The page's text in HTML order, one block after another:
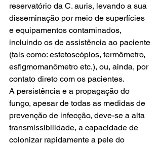
reservatório da C. auris, levando a sua
disseminação por meio de superfícies
e equipamentos contaminados,
incluindo os de assistência ao paciente
(tais como: estetoscópios, termômetro,
esfigmomanômetro etc.), ou, ainda, por
contato direto com os pacientes.
A persistência e a propagação do
fungo, apesar de todas as medidas de
prevenção de infecção, deve-se a alta
transmissibilidade, a capacidade de
colonizar rapidamente a pele do